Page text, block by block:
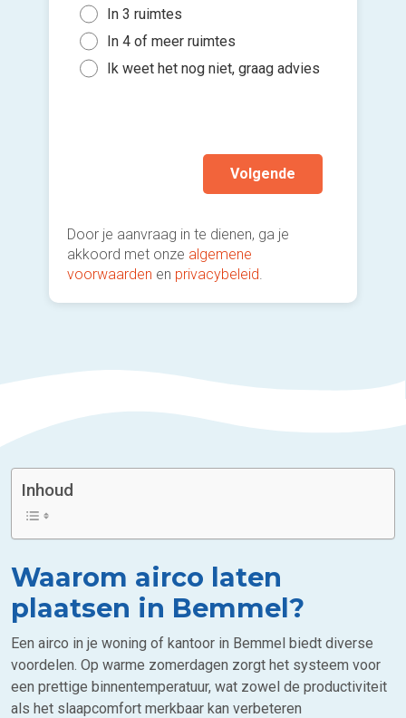
In 3 ruimtes
In 4 of meer ruimtes
Ik weet het nog niet, graag advies
Volgende
Door je aanvraag in te dienen, ga je
akkoord met onze algemene
voorwaarden en privacybeleid.
Inhoud
Waarom airco laten
plaatsen in Bemmel?
Een airco in je woning of kantoor in Bemmel biedt diverse
voordelen. Op warme zomerdagen zorgt het systeem voor
een prettige binnentemperatuur, wat zowel de productiviteit
als het slaapcomfort merkbaar kan verbeteren